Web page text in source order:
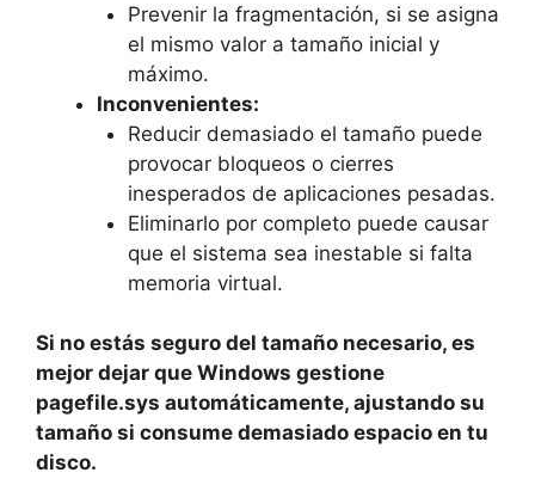
Prevenir la fragmentación, si se asigna
el mismo valor a tamaño inicial y
máximo.
Inconvenientes:
Reducir demasiado el tamaño puede
provocar bloqueos o cierres
inesperados de aplicaciones pesadas.
Eliminarlo por completo puede causar
que el sistema sea inestable si falta
memoria virtual.
Si no estás seguro del tamaño necesario, es
mejor dejar que Windows gestione
pagefile.sys automáticamente, ajustando su
tamaño si consume demasiado espacio en tu
disco.